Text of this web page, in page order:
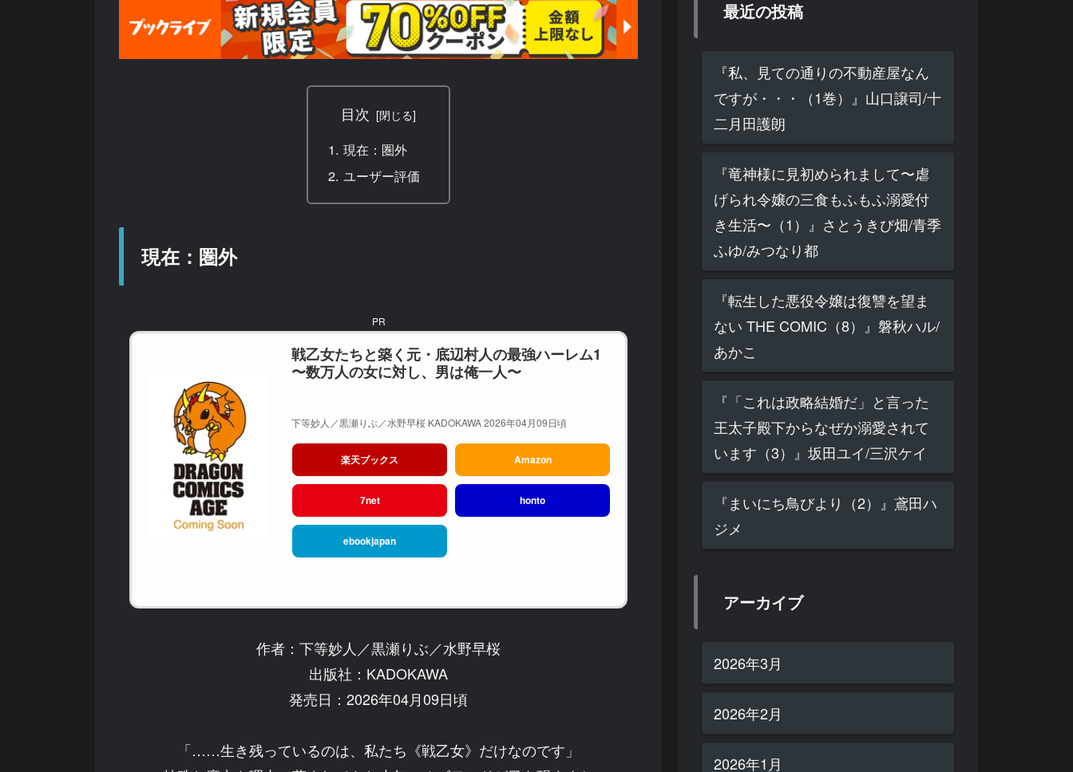
目次
現在：圏外
ユーザー評価
現在：圏外
PR
戦乙女たちと築く元・底辺村人の最強ハーレム1
〜数万人の女に対し、男は俺一人〜
下等妙人／黒瀬りぶ／水野早桜 KADOKAWA 2026年04月09日頃
楽天ブックス Amazon
7net honto
ebookjapan
作者：下等妙人／黒瀬りぶ／水野早桜
出版社：KADOKAWA
発売日：2026年04月09日頃
「……生き残っているのは、私たち《戦乙女》だけなのです」
最近の投稿
『私、見ての通りの不動産屋なん
ですが・・・（1巻）』山口譲司/十
二月田護朗
『竜神様に見初められまして〜虐
げられ令嬢の三食もふもふ溺愛付
き生活〜（1）』さとうきび畑/青季
ふゆ/みつなり都
『転生した悪役令嬢は復讐を望ま
ない THE COMIC（8）』磐秋ハル/
あかこ
『「これは政略結婚だ」と言った
王太子殿下からなぜか溺愛されて
います（3）』坂田ユイ/三沢ケイ
『まいにち鳥びより（2）』鳶田ハ
ジメ
アーカイブ
2026年3月
2026年2月
2026年1月